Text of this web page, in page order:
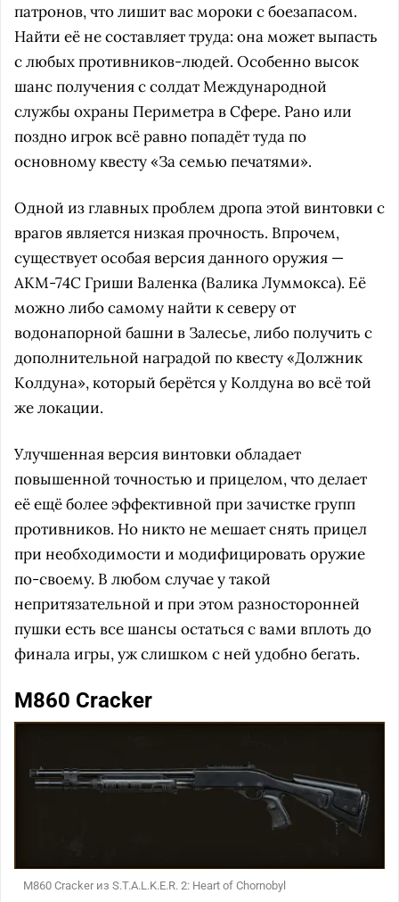
патронов, что лишит вас мороки с боезапасом.
Найти её не составляет труда: она может выпасть
с любых противников-людей. Особенно высок
шанс получения с солдат Международной
службы охраны Периметра в Сфере. Рано или
поздно игрок всё равно попадёт туда по
основному квесту «За семью печатями».
Одной из главных проблем дропа этой винтовки с
врагов является низкая прочность. Впрочем,
существует особая версия данного оружия —
AKM-74С Гриши Валенка (Валика Луммокса). Её
можно либо самому найти к северу от
водонапорной башни в Залесье, либо получить с
дополнительной наградой по квесту «Должник
Колдуна», который берётся у Колдуна во всё той
же локации.
Улучшенная версия винтовки обладает
повышенной точностью и прицелом, что делает
её ещё более эффективной при зачистке групп
противников. Но никто не мешает снять прицел
при необходимости и модифицировать оружие
по-своему. В любом случае у такой
непритязательной и при этом разносторонней
пушки есть все шансы остаться с вами вплоть до
финала игры, уж слишком с ней удобно бегать.
М860 Cracker
М860 Cracker из S.T.A.L.K.E.R. 2: Heart of Chornobyl